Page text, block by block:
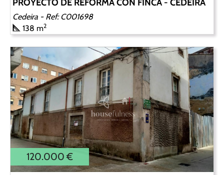
PROYECTO DE REFORMA CON FINCA - CEDEIRA
Cedeira - Ref: C001698
138 m2
120.000 €